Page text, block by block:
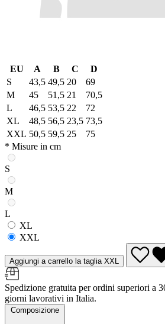
EU A B C
D
S
43,5 49,5 20
69
M
45 51,5 21
70,5
L
46,5 53,5 22
72
XL
48,5 56,5 23,5 73,5
XXL 50,5 59,5 25
75
* Misure in cm
S
M
L
XL
XXL
Aggiungi a carrello la taglia XXL
Spedizione gratuita per ordini superiori a
giorni lavorativi in Italia.
Composizione